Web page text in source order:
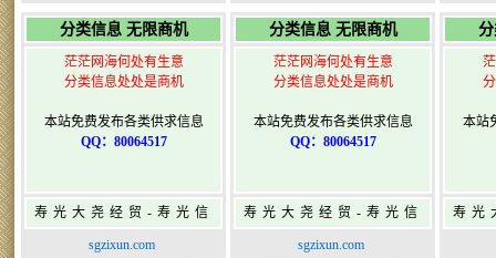
分类信息 无限商机
茫茫网海何处有生意
分类信息处处是商机
本站免费发布各类供求信息
QQ：80064517
寿光大尧经贸-寿光信
息网-免费信息发布网-
sgzixun.com
分类信息 无限商机
茫茫网海何处有生意
分类信息处处是商机
本站免费发布各类供求信息
QQ：80064517
寿光大尧经贸-寿光信
息网-免费信息发布网-
sgzixun.com
本站
寿光